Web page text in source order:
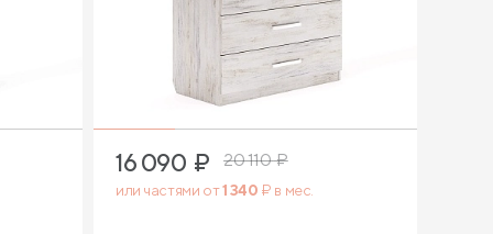
16 090 ₽ 20 110₽
или частями от1 340 ₽ в мес.